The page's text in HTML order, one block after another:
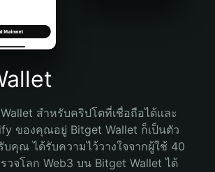
สำหรับคริปโตที่เชื่อถือได้และ
ของคุณอยู่ Bitget Wallet ก็เป็นตัว
คุณ ได้รับความไว้วางใจจากผู้ใช้ 40
จโลก Web3 บน Bitget Wallet ได้